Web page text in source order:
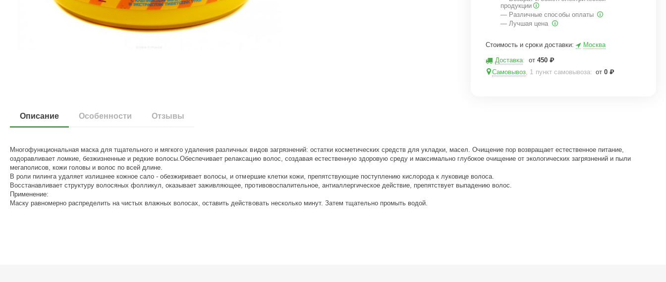
продукции
— Различные способы оплаты
— Лучшая цена
Стоимость и сроки доставки: Москва
Доставка: от 450 ₽
Самовывоз, 1 пункт самовывоза: от 0 ₽
Описание Особенности Отзывы
Многофункциональная маска для тщательного и мягкого удаления различных видов загрязнений: остатки косметических средств для укладки, масел. Очищение пор возвращает естественное питание,
оздоравливает ломкие, безжизненные и редкие волосы.Обеспечивает релаксацию волос, создавая естественную здоровую среду и максимально глубокое очищение от экологических загрязнений и пыли
мегаполисов, кожи головы и волос по всей длине.
В роли пилинга удаляет излишнее кожное сало - обезжиривает волосы, и отмершие клетки кожи, препятствующие поступлению кислорода к луковице волоса.
Восстанавливает структуру волосяных фолликул, оказывает заживляющее, противовоспалительное, антиаллергическое действие, препятствует выпадению волос.
Применение:
Маску равномерно распределить на чистых влажных волосах, оставить действовать несколько минут. Затем тщательно промыть водой.